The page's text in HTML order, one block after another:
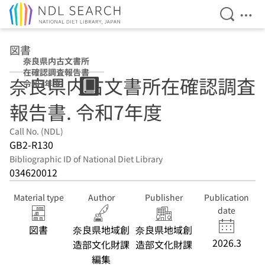
Open
図書
奈良県内古文書所
在確認調査報告書
令和7年度
奈良県内古文書所在確認調査
報告書. 令和7年度
Call No. (NDL)
GB2-R130
Bibliographic ID of National Diet Library
034620012
Material type
図書
Author
奈良県地域創
造部文化財課
編集
Publisher
奈良県地域創
造部文化財課
Publication
date
2026.3